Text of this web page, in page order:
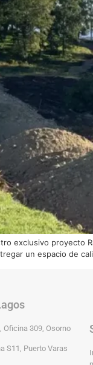
exclusivo
un espacio de
Oficina 309, Osorno
S11, Puerto Varas